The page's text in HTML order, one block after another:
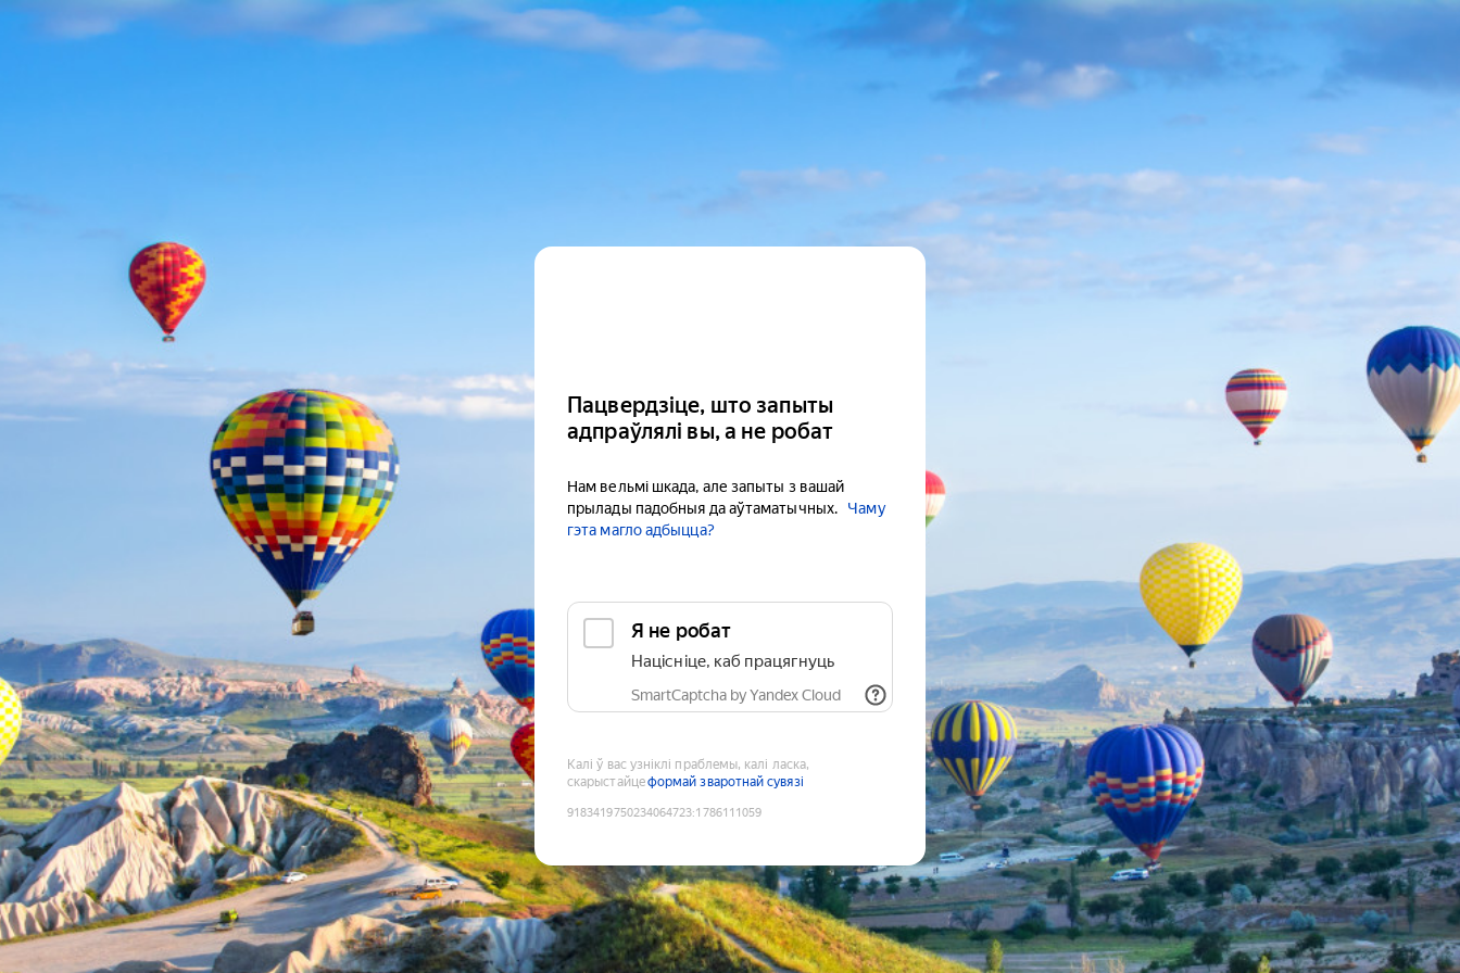
Пацвердзіце, што запыты
адпраўлялі вы, а не робат
Нам вельмі шкада, але запыты з вашай
прылады падобныя да аўтаматычных.
Чаму
гэта магло адбыцца?
Я не робат
Націсніце, каб працягнуць
SmartCaptcha by Yandex Cloud
Калі ў вас узніклі праблемы, калі ласка,
скарыстайцеформай зваротнай сувязі
9183419750234064723:1786111059